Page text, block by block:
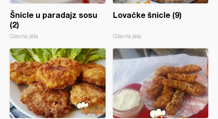
Šnicle u paradajz sosu
(2)
Glavna jela
Lovačke šnicle (9)
Glavna jela